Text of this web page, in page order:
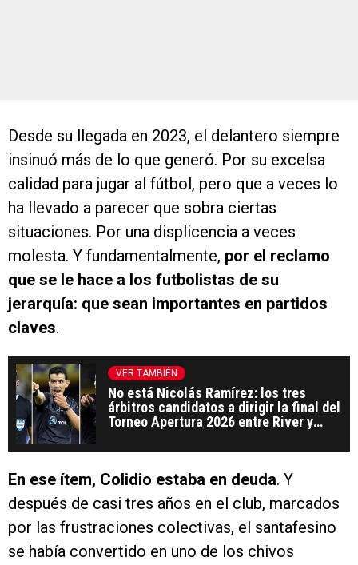
Desde su llegada en 2023, el delantero siempre
insinuó más de lo que generó. Por su excelsa
calidad para jugar al fútbol, pero que a veces lo
ha llevado a parecer que sobra ciertas
situaciones. Por una displicencia a veces
molesta. Y fundamentalmente, por el reclamo
que se le hace a los futbolistas de su
jerarquía: que sean importantes en partidos
claves.
VER TAMBIÉN
No está Nicolás Ramírez: los tres
árbitros candidatos a dirigir la final del
Torneo Apertura 2026 entre River y
En ese ítem, Colidio estaba en deuda. Y
después de casi tres años en el club, marcados
por las frustraciones colectivas, el santafesino
se había convertido en uno de los chivos